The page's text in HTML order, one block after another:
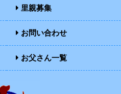
里親募集
お問い合わせ
お父さん一覧